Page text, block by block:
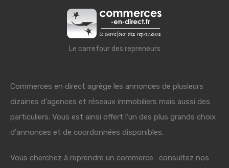
Le carrefour des repreneurs
Commerces en direct agrège les annonces de plusieurs
dizaines d'agences et réseaux immobiliers mais aussi des
particuliers. Vous est ainsi offert l'un des plus grands choix
d'annonces et de coordonnées disponibles.
Vous cherchez à reprendre un commerce : consultez nos